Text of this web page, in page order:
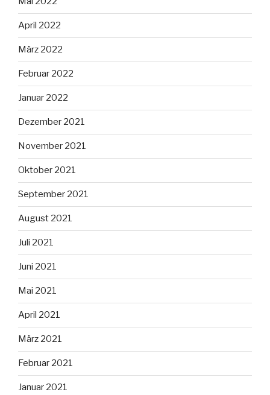
April 2022
März 2022
Februar 2022
Januar 2022
Dezember 2021
November 2021
Oktober 2021
September 2021
August 2021
Juli 2021
Juni 2021
Mai 2021
April 2021
März 2021
Februar 2021
Januar 2021